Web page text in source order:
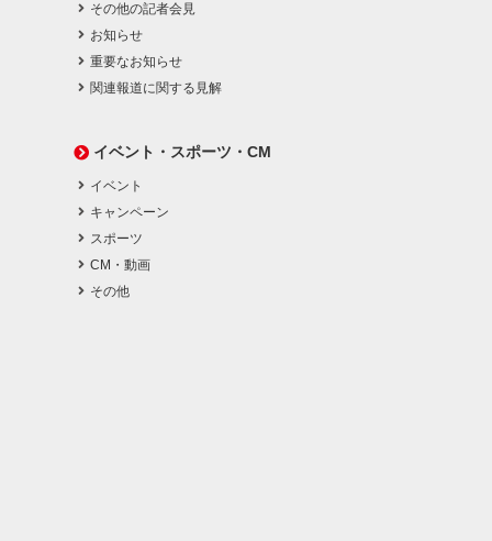
その他の記者会見
お知らせ
重要なお知らせ
関連報道に関する見解
イベント・スポーツ・CM
イベント
キャンペーン
スポーツ
CM・動画
その他